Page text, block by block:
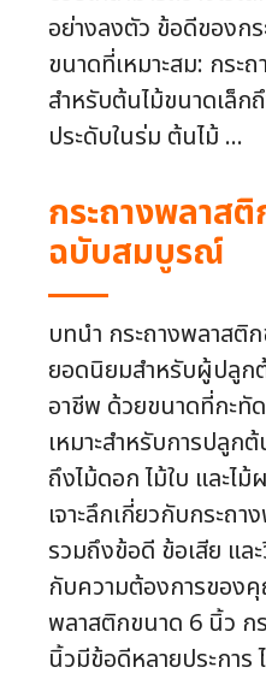
อย่างลงตัว ข้อดีของก
ขนาดที่เหมาะสม: กระ
สำหรับต้นไม้ขนาดเล็ก
ประดับในร่ม ต้นไม้ ...
กระถางพลาส
ฉบับสมบูรณ์
บทนำ กระถางพลาสติ
ยอดนิยมสำหรับผู้ปลูก
อาชีพ ด้วยขนาดที่กะทั
เหมาะสำหรับการปลูก
ถึงไม้ดอก ไม้ใบ และไ
เจาะลึกเกี่ยวกับกระถ
รวมถึงข้อดี ข้อเสีย แล
กับความต้องการของ
พลาสติกขนาด 6 นิ้ว ก
นิ้วมีข้อดีหลายประการ